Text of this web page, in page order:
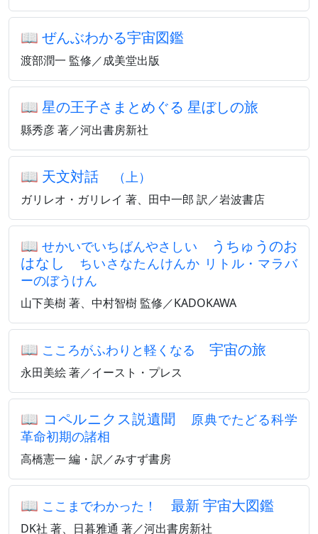
📖 ぜんぶわかる宇宙図鑑
渡部潤一 監修／成美堂出版
📖 星の王子さまとめぐる 星ぼしの旅
縣秀彦 著／河出書房新社
📖 天文対話 （上）
ガリレオ・ガリレイ 著、田中一郎 訳／岩波書店
📖せかいでいちばんやさしい うちゅうのお
はなし ちいさなたんけんか リトル・マラバ
ーのぼうけん
山下美樹 著、中村智樹 監修／KADOKAWA
📖 こころがふわりと軽くなる 宇宙の旅
永田美絵 著／イースト・プレス
📖 コペルニクス説遺聞
原典でたどる科学
革命初期の諸相
高橋憲一 編・訳／みすず書房
📖 ここまでわかった！ 最新 宇宙大図鑑
DK社 著、日暮雅通 著／河出書房新社